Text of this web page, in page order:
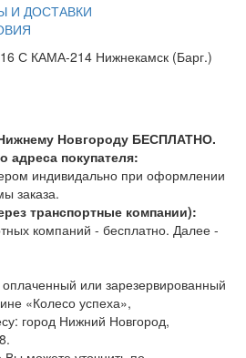
И ДОСТАВКИ
С КАМА-214 Нижнекамск (Барг.)
Новгороду БЕСПЛАТНО.
адреса покупателя:
индивидально при оформлении
заказа.
транспортные компании):
компаний - бесплатно. Далее -
или зарезервированный
«Колесо успеха»,
город Нижний Новгород,